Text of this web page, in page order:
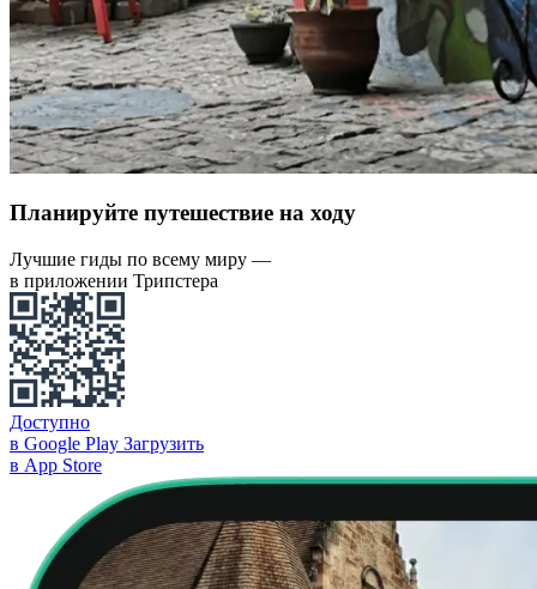
Планируйте путешествие на ходу
Лучшие гиды по всему миру —
в приложении Трипстера
Доступно
в Google Play Загрузить
в App Store